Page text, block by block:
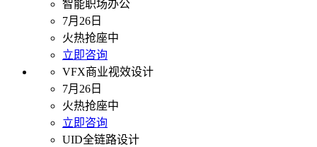
智能职场办公
7月26日
火热抢座中
立即咨询
VFX商业视效设计
7月26日
火热抢座中
立即咨询
UID全链路设计